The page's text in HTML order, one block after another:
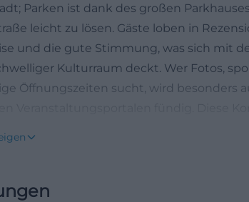
Parken ist dank des großen
leicht zu lösen. Gäste loben in
und die gute Stimmung, was sich mit
Kulturraum deckt. Wer Fotos,
Öffnungszeiten sucht, wird besonders
und Besuchszeiten im Überblick